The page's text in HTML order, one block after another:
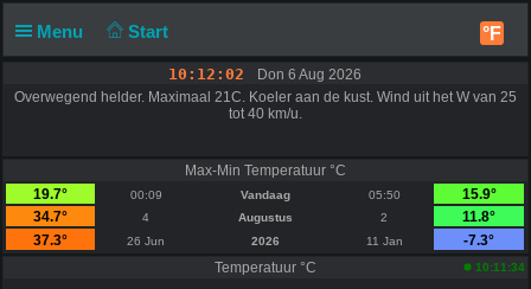
Menu Start °F
10:12:02
Don 6 Aug 2026
Overwegend helder. Maximaal 21C. Koeler aan de kust. Wind uit het W van 25
tot 40 km/u.
Max-Min Temperatuur °C
19.7°
00:09 Vandaag 05:50
15.9°
34.7°
4 Augustus 2
11.8°
37.3°
26 Jun 2026 11 Jan
-7.3°
Temperatuur °C
10:11:34